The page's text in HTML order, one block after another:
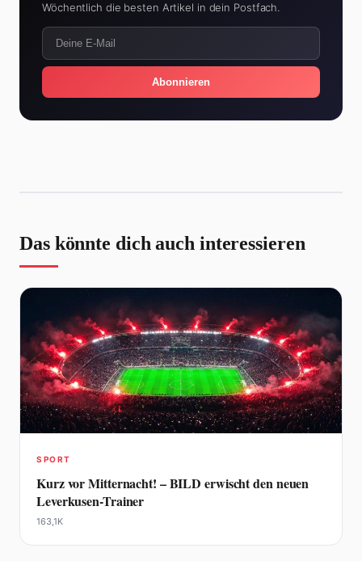
Wöchentlich die besten Artikel in dein Postfach.
Abonnieren
Das könnte dich auch interessieren
SPORT
Kurz vor Mitternacht! – BILD erwischt den neuen
Leverkusen-Trainer
163,1K